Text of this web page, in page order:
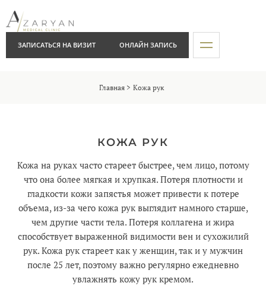
ЗАПИСАТЬСЯ НА ВИЗИТ ОНЛАЙН ЗАПИСЬ
Главная Кожа рук
КОЖА РУК
Кожа на руках часто стареет быстрее, чем лицо, потому
что она более мягкая и хрупкая. Потеря плотности и
гладкости кожи запястья может привести к потере
объема, из-за чего кожа рук выглядит намного старше,
чем другие части тела. Потеря коллагена и жира
способствует выраженной видимости вен и сухожилий
рук. Кожа рук стареет как у женщин, так и у мужчин
после 25 лет, поэтому важно регулярно ежедневно
увлажнять кожу рук кремом.